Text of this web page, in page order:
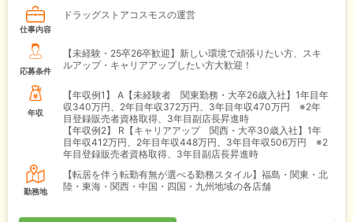
仕事内容
ドラッグストアコスモスの運営
応募条件
【未経験・25卒26卒歓迎】新しい環境で頑張りたい方、スキ
ルアップ・キャリアアップしたい方大歓迎！
年収
【年収例1】
A【未経験者 関東勤務・大卒26歳入社】1年目年
収340万円、2年目年収372万円、3年目年収470万円 ※2年
目登録販売者資格取得、3年目副店長昇進時
【年収例2】
R【キャリアアップ 関西・大卒30歳入社】1年
目年収412万円、2年目年収448万円、3年目年収506万円 ※2
年目登録販売者資格取得、3年目副店長昇進時
勤務地
【転居を伴う転勤有無が選べる勤務スタイル】福島・関東・北
陸・東海・関西・中国・四国・九州地域の各店舗